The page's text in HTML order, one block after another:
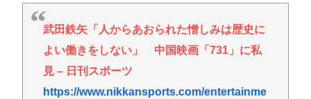
【画像】ギャルさん、世界中に発信してる意識ゼロ
で修学旅行の宿をSNS公開してしまうｗｗｗ
【Pickup08082952】
【衝撃】元ジャンポケ斉藤慎二被告、求刑7年直後に
うつろな目で高額ギフトをねだり続け
武田鉄矢「人からあおられた憎しみは歴史に
よい働きをしない」 中国映画「731」に私
見 – 日刊スポーツ
https://www.nikkansports.com/entertainme